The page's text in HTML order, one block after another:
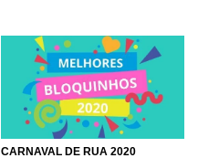
CARNAVAL DE RUA 2020